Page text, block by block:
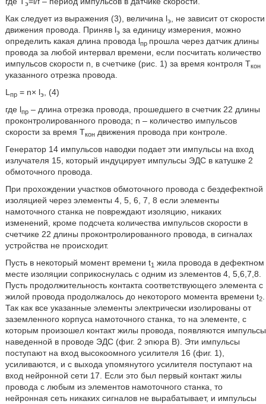
э
Как следует из выражения (3), величина lэ, не зависит от скорости
движения провода. Приняв lэ за единицу измерения, можно
определить какая длина провода lпр прошла через датчик длины
провода за любой интервал времени, если посчитать количество
импульсов скорости n, в счетчике (рис. 1) за время контроля Ткон
указанного отрезка провода.
Lпр= n× lэ, (4)
где lпр– длина отрезка провода, прошедшего в счетчик 22 длины
проконтролированного провода; n – количество импульсов
скорости за время Ткон движения провода при контроле.
Генератор 14 импульсов наводки подает эти импульсы на вход
излучателя 15, который индуцирует импульсы ЭДС в катушке 2
обмоточного провода.
При прохождении участков обмоточного провода с бездефектной
изоляцией через элементы 4, 5, 6, 7, 8 если элементы
намоточного станка не повреждают изоляцию, никаких
изменений, кроме подсчета количества импульсов скорости в
счетчике 22 длины проконтролированного провода, в сигналах
устройства не происходит.
Пусть в некоторый момент времени t1 жила провода в дефектном
месте изоляции соприкоснулась с одним из элементов 4, 5,6,7,8.
Пусть продолжительность контакта соответствующего элемента с
жилой провода продолжалось до некоторого момента времени t2.
Так как все указанные элементы электрически изолированы от
заземленного корпуса намоточного станка, то на элементе, с
которым произошел контакт жилы провода, появляются импульсы
наведенной в проводе ЭДС (фиг. 2 эпюра В). Эти импульсы
поступают на вход высокоомного усилителя 16 (фиг. 1),
усиливаются, и с выхода упомянутого усилителя поступают на
вход нейронной сети 17. Если это был первый контакт жилы
провода с любым из элементов намоточного станка, то
нейронная сеть никаких сигналов не вырабатывает, и импульсы